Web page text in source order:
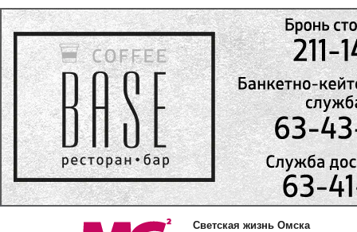
Светская жизнь Омска